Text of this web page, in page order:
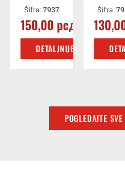
Šifra:7937
150,00 рсд
DETALJNIJE
Šifra:
POGLEDAJTE